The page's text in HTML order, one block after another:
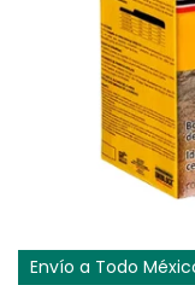
Envío a Todo